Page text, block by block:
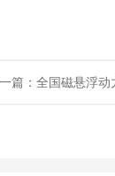
篇：全国磁悬浮